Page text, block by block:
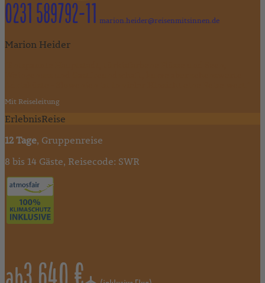
0231 589792-11 marion.heider@reisenmitsinnen.de
Marion Heider
Mit Reiseleitung
ErlebnisReise
12 Tage, Gruppenreise
8 bis 14 Gäste, Reisecode: SWR